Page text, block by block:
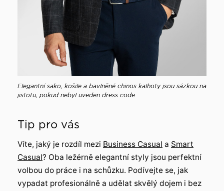
Elegantní sako, košile a bavlněné chinos kalhoty jsou sázkou na
jistotu, pokud nebyl uveden dress code
Tip pro vás
Víte, jaký je rozdíl mezi Business Casual a Smart
Casual? Oba ležérně elegantní styly jsou perfektní
volbou do práce i na schůzku. Podívejte se, jak
vypadat profesionálně a udělat skvělý dojem i bez